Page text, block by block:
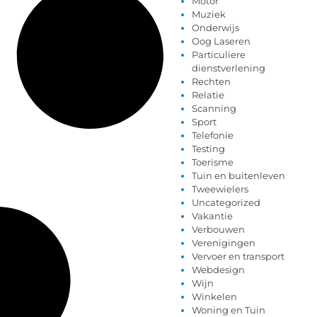
Muziek
Onderwijs
Oog Laseren
Particuliere
dienstverlening
Rechten
Relatie
Scanning
Sport
Telefonie
Testing
Toerisme
Tuin en buitenleven
Tweewielers
Uncategorized
Vakantie
Verbouwen
Verenigingen
Vervoer en transport
Webdesign
Wijn
Winkelen
Woning en Tuin